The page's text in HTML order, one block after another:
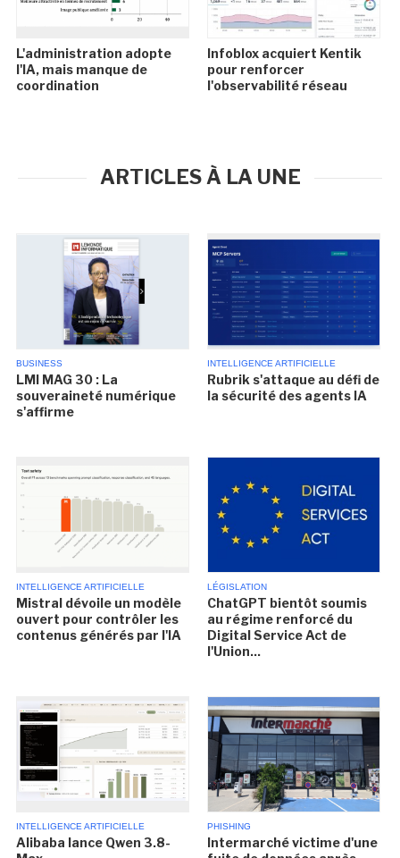
L'administration adopte
l'IA, mais manque de
coordination
Infoblox acquiert Kentik
pour renforcer
l'observabilité réseau
ARTICLES À LA UNE
BUSINESS
LMI MAG 30 : La
souveraineté numérique
s'affirme
INTELLIGENCE ARTIFICIELLE
Rubrik s'attaque au défi de
la sécurité des agents IA
INTELLIGENCE ARTIFICIELLE
Mistral dévoile un modèle
ouvert pour contrôler les
contenus générés par l'IA
LÉGISLATION
ChatGPT bientôt soumis
au régime renforcé du
Digital Service Act de
l'Union...
INTELLIGENCE ARTIFICIELLE
Alibaba lance Qwen 3.8-
PHISHING
Intermarché victime d'une